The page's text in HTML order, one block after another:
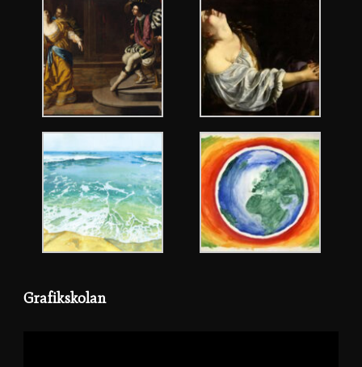
Grafikskolan